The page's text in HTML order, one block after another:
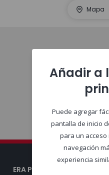
Mapa
ERA Portugal
Añadir a
Puede agregar
pantalla de inicio
para un
navegación
experiencia